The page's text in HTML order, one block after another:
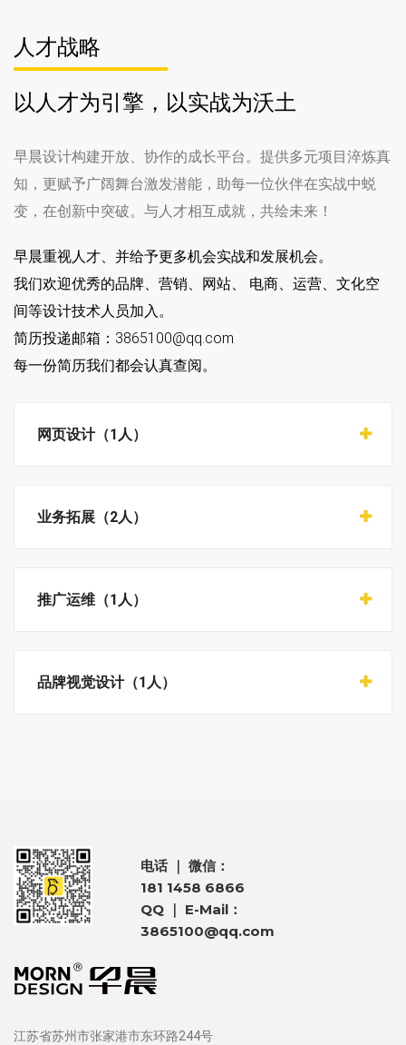
人才战略
以人才为引擎，以实战为沃土
早晨设计构建开放、协作的成长平台。提供多元项目淬炼真
知，更赋予广阔舞台激发潜能，助每一位伙伴在实战中蜕
变，在创新中突破。与人才相互成就，共绘未来！
早晨重视人才、并给予更多机会实战和发展机会。
我们欢迎优秀的品牌、营销、网站、 电商、运营、文化空
间等设计技术人员加入。
简历投递邮箱：3865100@qq.com
每一份简历我们都会认真查阅。
网页设计（1人）
业务拓展（2人）
推广运维（1人）
品牌视觉设计（1人）
电话 ｜ 微信：
181 1458 6866
QQ ｜ E-Mail：
3865100@qq.com
江苏省苏州市张家港市东环路244号